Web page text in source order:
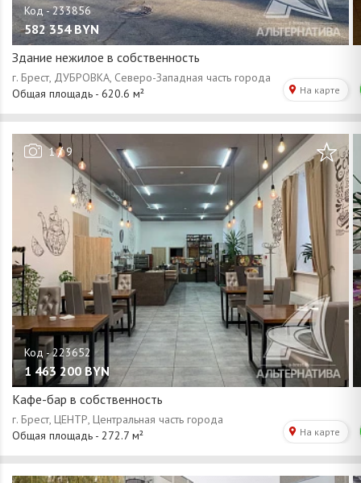
582 354 BYN
Здание нежилое в собственность
1/9
1 463 200 BYN
Кафе-бар в собственность